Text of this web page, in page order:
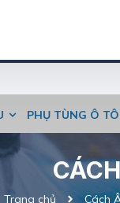
PHỤ TÙNG Ô TÔ
Trang chủ Cách